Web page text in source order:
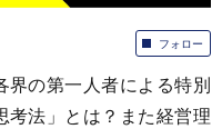
フォロー
界の第一人者による特別
考法」とは？また経営理